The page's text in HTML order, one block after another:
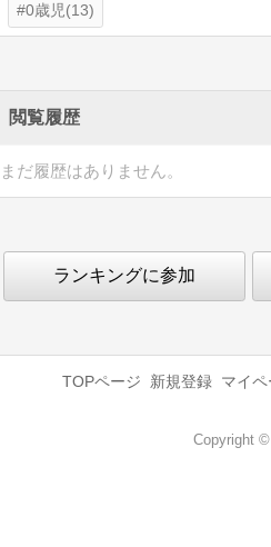
0歳児(13)
閲覧履歴
まだ履歴はありません。
ランキングに参加
TOPページ 新規登録 マイペ
Copyright